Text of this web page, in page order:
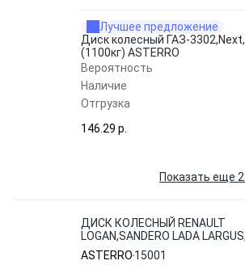
Лучшее предложение
Диск колесный ГАЗ-
(1100кг) ASTERRO
Вероятность
Наличие
Отгрузка
146.29 p.
Показать еще
ДИСК КОЛЕСНЫЙ RENAULT
LOGAN,SANDERO LADA
MAGNETTO 15001 4Х100 ET50
ASTERRO
ASTERRO 15001